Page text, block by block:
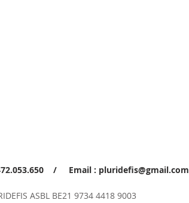
/ Email : pluridefis@gmail.com
ASBL BE21 9734 4418 9003